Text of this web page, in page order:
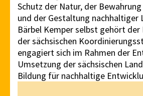
Schutz der Natur, der
und der Gestaltung nachhaltiger
Bärbel Kemper selbst gehört der
der sächsischen
engagiert sich im Rahmen der
Umsetzung der sächsischen
Bildung für nachhaltige